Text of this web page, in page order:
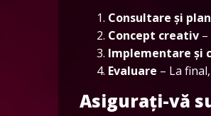
Consultare și
Concept creativ
Implementare și
Evaluare – La
Asigurați-vă